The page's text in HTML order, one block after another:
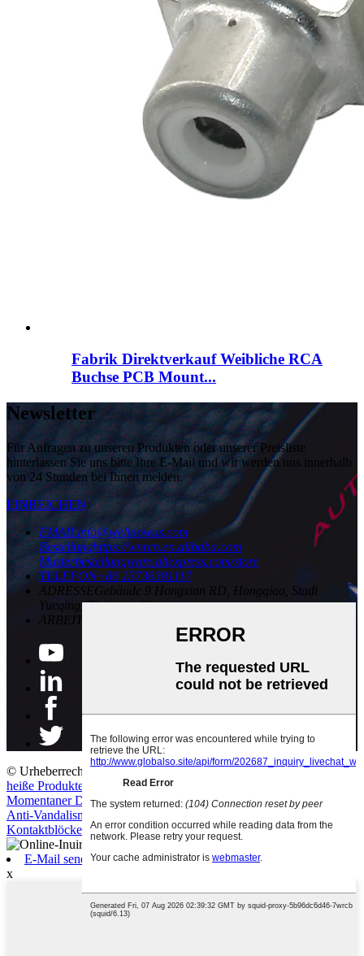
Fabrik Direktverkauf Weibliche RCA
Buchse PCB Mount...
Newsletter
Für Anfragen zu unseren Produkten oder unserer Preisliste
hinterlassen Sie uns bitte Ihre E-Mail und wir werden uns innerhalb
von 24 Stunden bei Ihnen melden.
EINREICHEN
EMAILinfo@wellnowus.com
Bestellunghttps://wnrcn.en.alibaba.com
Musterbestellungwnre.aliexpress.com/store
TELEFON+86 13736381117
ADRESSEGebäude 9 Hongxian RD, Hongqiao, Stadt
Yueqing, Zhejiang, China
ARBEITSZEIT
© Urheberrecht – 2010–2021: Alle Rechte vorbehalten.
heiße Produkte
Seitenverzeichnis
Momentaner Drucktastenschalter,Stoßverbinder,Mikrotaktschalter
Anti-Vandalismus-Schalter
Kontaktblöcke
E-Mail senden
x